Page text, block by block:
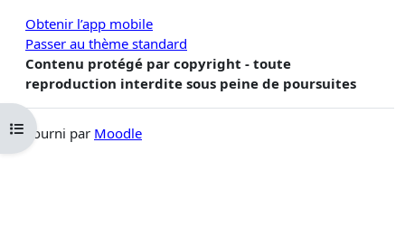
Ouvrir l’index du cours
Obtenir l’app mobile
Passer au thème standard
Contenu protégé par copyright - toute
reproduction interdite sous peine de poursuites
Fourni par Moodle